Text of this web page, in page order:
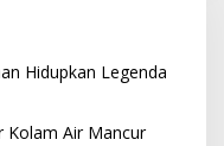
Hidupkan Legenda
Kolam Air Mancur